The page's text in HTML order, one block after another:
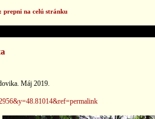
prepni na celú stránku
Máj 2019.